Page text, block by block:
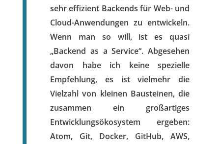
sehr effizient Backends für Web- und
Cloud-Anwendungen zu entwickeln.
Wenn man so will, ist es quasi
„Backend as a Service“. Abgesehen
davon habe ich keine spezielle
Empfehlung, es ist vielmehr die
Vielzahl von kleinen Bausteinen, die
zusammen ein großartiges
Entwicklungsökosystem ergeben:
Atom, Git, Docker, GitHub, AWS,